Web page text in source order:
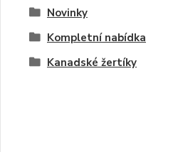
Novinky
Kompletní nabídka
Kanadské žertíky